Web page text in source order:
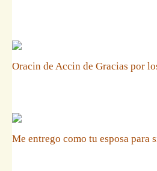
Oracin de Accin de Gracias por
Me entrego como tu esposa para